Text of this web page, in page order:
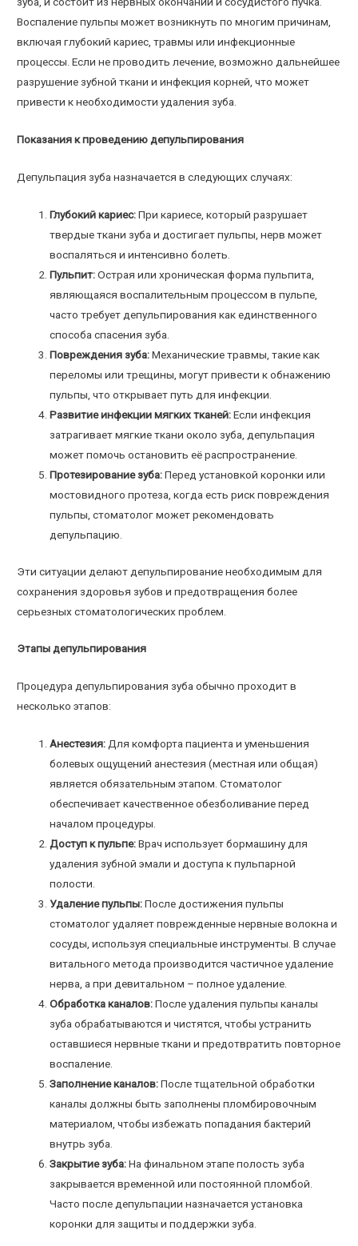
Воспаление пульпы может возникнуть по многим причинам,
включая глубокий кариес, травмы или инфекционные
процессы. Если не проводить лечение, возможно дальнейшее
разрушение зубной ткани и инфекция корней, что может
привести к необходимости удаления зуба.
Показания к проведению депульпирования
Депульпация зуба назначается в следующих случаях:
Глубокий кариес:При кариесе, который разрушает
твердые ткани зуба и достигает пульпы, нерв может
воспаляться и интенсивно болеть.
Пульпит:Острая или хроническая форма пульпита,
являющаяся воспалительным процессом в пульпе,
часто требует депульпирования как единственного
способа спасения зуба.
Повреждения зуба:Механические травмы, такие как
переломы или трещины, могут привести к обнажению
пульпы, что открывает путь для инфекции.
Развитие инфекции мягких тканей:Если инфекция
затрагивает мягкие ткани около зуба, депульпация
может помочь остановить её распространение.
Протезирование зуба:Перед установкой коронки или
мостовидного протеза, когда есть риск повреждения
пульпы, стоматолог может рекомендовать
депульпацию.
Эти ситуации делают депульпирование необходимым для
сохранения здоровья зубов и предотвращения более
серьезных стоматологических проблем.
Этапы депульпирования
Процедура депульпирования зуба обычно проходит в
несколько этапов:
Анестезия:Для комфорта пациента и уменьшения
болевых ощущений анестезия (местная или общая)
является обязательным этапом. Стоматолог
обеспечивает качественное обезболивание перед
началом процедуры.
Доступ к пульпе:Врач использует бормашину для
удаления зубной эмали и доступа к пульпарной
полости.
Удаление пульпы:После достижения пульпы
стоматолог удаляет поврежденные нервные волокна и
сосуды, используя специальные инструменты. В случае
витального метода производится частичное удаление
нерва, а при девитальном – полное удаление.
Обработка каналов:После удаления пульпы каналы
зуба обрабатываются и чистятся, чтобы устранить
оставшиеся нервные ткани и предотвратить повторное
воспаление.
Заполнение каналов:После тщательной обработки
каналы должны быть заполнены пломбировочным
материалом, чтобы избежать попадания бактерий
внутрь зуба.
Закрытие зуба:На финальном этапе полость зуба
закрывается временной или постоянной пломбой.
Часто после депульпации назначается установка
коронки для защиты и поддержки зуба.